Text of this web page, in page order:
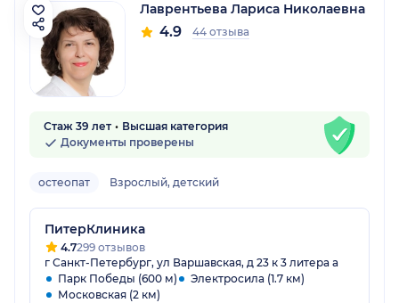
Лаврентьева Лариса Николаевна
4.9 44 отзыва
Стаж 39 лет
Высшая категория
Документы проверены
остеопат Взрослый, детский
ПитерКлиника
4.7299 отзывов
г Санкт-Петербург, ул Варшавская, д 23 к 3 литера а
Парк Победы (600 м)
Электросила (1.7 км)
Московская (2 км)